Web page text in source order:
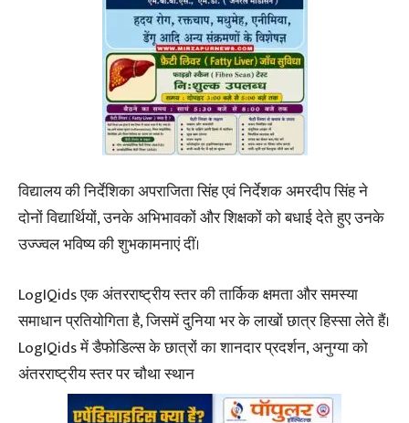
विद्यालय की निर्देशिका अपराजिता सिंह एवं निर्देशक अमरदीप सिंह ने
दोनों विद्यार्थियों, उनके अभिभावकों और शिक्षकों को बधाई देते हुए उनके
उज्ज्वल भविष्य की शुभकामनाएं दीं।
LogIQids एक अंतरराष्ट्रीय स्तर की तार्किक क्षमता और समस्या
समाधान प्रतियोगिता है, जिसमें दुनिया भर के लाखों छात्र हिस्सा लेते हैं।
LogIQids में डैफोडिल्स के छात्रों का शानदार प्रदर्शन, अनुग्या को
अंतरराष्ट्रीय स्तर पर चौथा स्थान